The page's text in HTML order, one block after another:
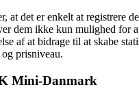
at det er enkelt at registrere
dem ikke kun mulighed for
af at bidrage til at skabe
prisniveau.
Mini-Danmark